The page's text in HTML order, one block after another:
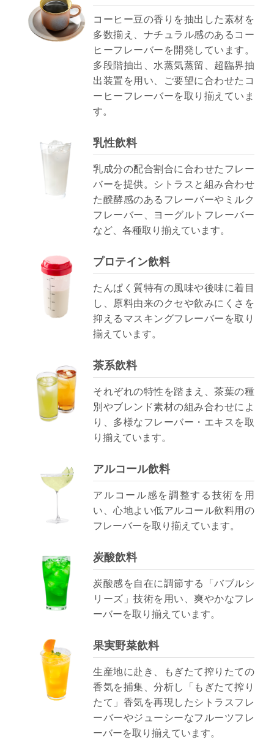
コーヒー豆の香りを抽出した素材を
多数揃え、ナチュラル感のあるコー
ヒーフレーバーを開発しています。
多段階抽出、水蒸気蒸留、超臨界抽
出装置を用い、ご要望に合わせたコ
ーヒーフレーバーを取り揃えていま
す。
乳性飲料
乳成分の配合割合に合わせたフレー
バーを提供。シトラスと組み合わせ
た醗酵感のあるフレーバーやミルク
フレーバー、ヨーグルトフレーバー
など、各種取り揃えています。
プロテイン飲料
たんぱく質特有の風味や後味に着目
し、原料由来のクセや飲みにくさを
抑えるマスキングフレーバーを取り
揃えています。
茶系飲料
それぞれの特性を踏まえ、茶葉の種
別やブレンド素材の組み合わせによ
り、多様なフレーバー・エキスを取
り揃えています。
アルコール飲料
アルコール感を調整する技術を用
い、心地よい低アルコール飲料用の
フレーバーを取り揃えています。
炭酸飲料
炭酸感を自在に調節する「バブルシ
リーズ」技術を用い、爽やかなフレ
ーバーを取り揃えています。
果実野菜飲料
生産地に赴き、もぎたて搾りたての
香気を捕集、分析し「もぎたて搾り
たて」香気を再現したシトラスフレ
ーバーやジューシーなフルーツフレ
ーバーを取り揃えています。